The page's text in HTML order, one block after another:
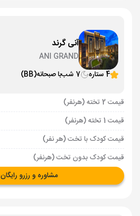
آنی گرند
ANI GRAND
4 ستاره
7 شب با صبحانه(BB)
قیمت 2 تخته (هرنفر)
قیمت 1 تخته (هرنفر)
قیمت کودک با تخت (هر نفر)
قیمت کودک بدون تخت (هرنفر)
مشاوره و رزرو رایگان